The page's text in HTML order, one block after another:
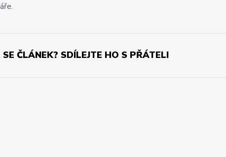
SE ČLÁNEK? SDÍLEJTE HO S PŘÁTELI